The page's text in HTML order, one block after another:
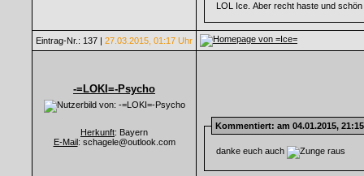
LOL Ice. Aber recht haste und
Eintrag-Nr.: 137 | 27.03.2015, 01:17 Uhr
-=LOKI=-Psycho
Herkunft: Bayern
E-Mail: schagele@outlook.com
Kommentiert: am 04.01.2015,
danke euch auch